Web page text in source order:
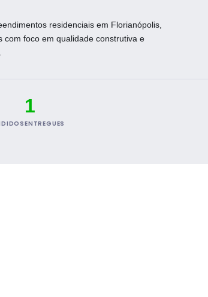
residenciais em Florianópolis,
com foco em qualidade construtiva e
1
ENTREGUES